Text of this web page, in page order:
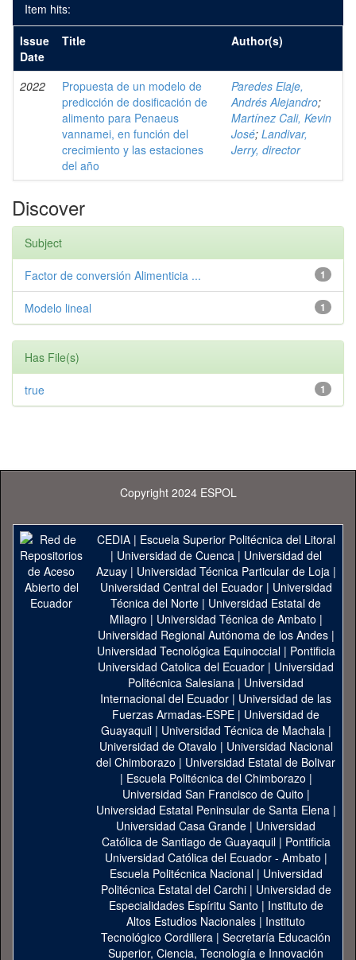
Item hits:
Issue
Date
Title Author(s)
2022
Propuesta de un modelo de
predicción de dosificación de
alimento para Penaeus
vannamei, en función del
crecimiento y las estaciones
del año
Paredes Elaje,
Andrés Alejandro;
Martínez Cali, Kevin
José; Landivar,
Jerry, director
Discover
Subject
1
Factor de conversión Alimenticia ...
1
Modelo lineal
Has File(s)
1
true
Copyright 2024 ESPOL
CEDIA| Escuela Superior Politécnica del Litoral
| Universidad de Cuenca| Universidad del
Azuay| Universidad Técnica Particular de Loja|
Universidad Central del Ecuador| Universidad
Técnica del Norte | Universidad Estatal de
Milagro | Universidad Técnica de Ambato |
Universidad Regional Autónoma de los Andes|
Universidad Tecnológica Equinoccial| Pontificia
Universidad Catolica del Ecuador | Universidad
Politécnica Salesiana | Universidad
Internacional del Ecuador | Universidad de las
Fuerzas Armadas-ESPE | Universidad de
Guayaquil| Universidad Técnica de Machala|
Universidad de Otavalo | Universidad Nacional
del Chimborazo | Universidad Estatal de Bolivar
| Escuela Politécnica del Chimborazo |
Universidad San Francisco de Quito |
Universidad Estatal Peninsular de Santa Elena|
Universidad Casa Grande | Universidad
Católica de Santiago de Guayaquil| Pontificia
Universidad Católica del Ecuador - Ambato |
Escuela Politécnica Nacional| Universidad
Politécnica Estatal del Carchi| Universidad de
Especialidades Espíritu Santo | Instituto de
Altos Estudios Nacionales | Instituto
Tecnológico Cordillera | Secretaría Educación
Superior, Ciencia, Tecnología e Innovación